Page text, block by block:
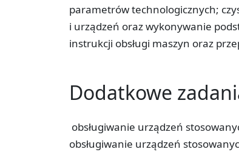
parametrów technologicznych;
i urządzeń oraz wykonywanie
instrukcji obsługi maszyn oraz
Dodatkowe
obsługiwanie urządzeń
obsługiwanie urządzeń